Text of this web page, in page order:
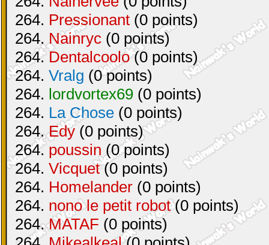
264. Pressionant (0 points)
264.Nainryc (0 points)
264. Dentalcoolo(0 points)
264. Vralg (0 points)
264. lordvortex69 (0 points)
264. La Chose (0 points)
264.Edy(0 points)
264. poussin (0 points)
264. Vicquet(0 points)
264. Homelander (0 points)
264. nono le petit robot(0 points)
264.MATAF (0 points)